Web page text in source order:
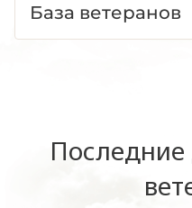
База ветеранов